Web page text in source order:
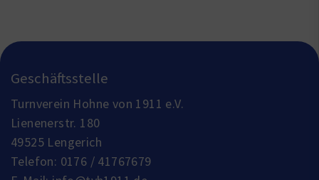
Geschäftsstelle
Turnverein Hohne von 1911 e.V.
Lienenerstr. 180
49525 Lengerich
Telefon: 0176 / 41767679